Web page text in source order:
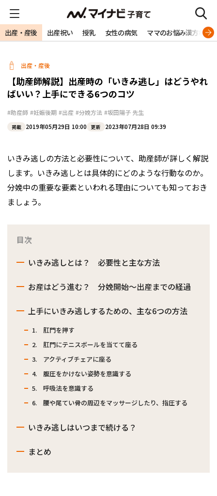
出産・産後 出産祝い 授乳 女性の病気 ママのお悩み漢方相談
出産・産後
【助産師解説】出産時の「いきみ逃し」はどうやれ
ばいい？上手にできる6つのコツ
#助産師 #妊娠後期 #出産 #分娩方法 #坂田陽子 先生
掲載 2019年05月29日 10:00 更新 2023年07月28日 09:39
いきみ逃しの方法と必要性について、助産師が詳しく解説
します。いきみ逃しとは具体的にどのような行動なのか。
分娩中の重要な要素といわれる理由についても知っておき
ましょう。
目次
いきみ逃しとは？ 必要性と主な方法
お産はどう進む？ 分娩開始～出産までの経過
上手にいきみ逃しするための、主な6つの方法
1. 肛門を押す
2. 肛門にテニスボールを当てて座る
3. アクティブチェアに座る
4. 腹圧をかけない姿勢を意識する
5. 呼吸法を意識する
6. 腰や尾てい骨の周辺をマッサージしたり、指圧する
いきみ逃しはいつまで続ける？
まとめ